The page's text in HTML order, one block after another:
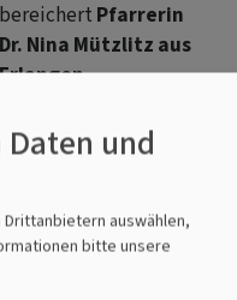
bereichert Pfarrerin
Dr. Nina Mützlitz aus
Erlangen-
der
den Dekanaten
ihren
tiefgründigen
und Umzug –
die kommende
und
auswählen,
bitte unsere